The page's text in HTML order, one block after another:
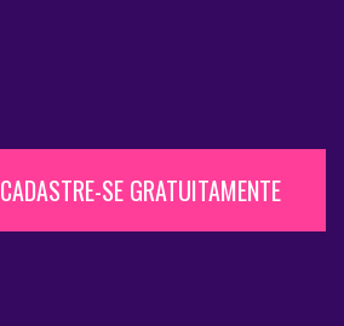
CADASTRE-SE GRATUITAMENTE